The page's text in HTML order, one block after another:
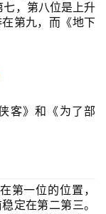
七，第八位是上升
第九，而《地下
客》和《为了部
第一位的位置，
定在第二第三。